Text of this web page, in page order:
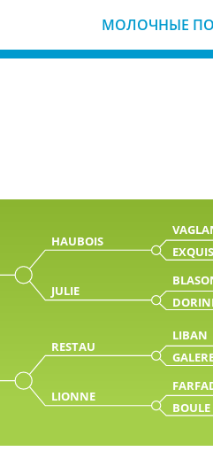
МОЛОЧНЫЕ
HAUBOIS
JULIE
RESTAU
LIBAN
LIONNE